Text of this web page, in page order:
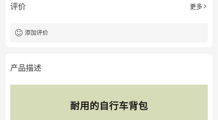
评价 更多
添加评价
产品描述
耐用的自行车背包